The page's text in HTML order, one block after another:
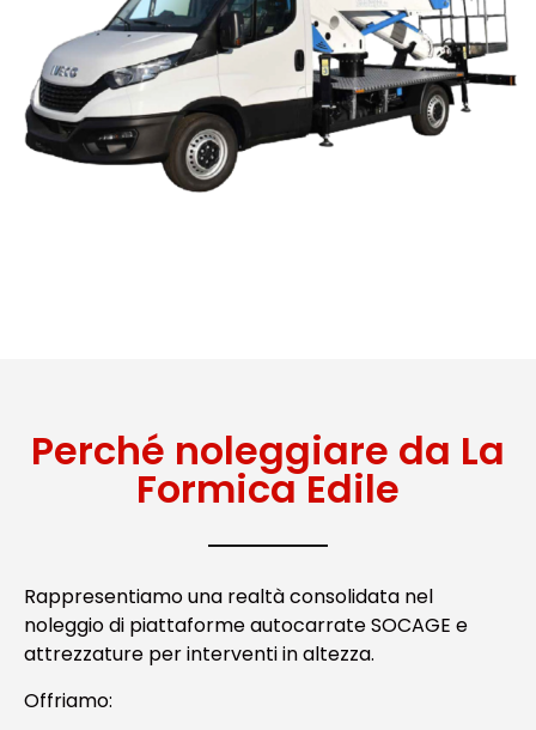
Perché noleggiare da La
Formica Edile
Rappresentiamo una realtà consolidata nel
noleggio di piattaforme autocarrate SOCAGE e
attrezzature per interventi in altezza.
Offriamo: